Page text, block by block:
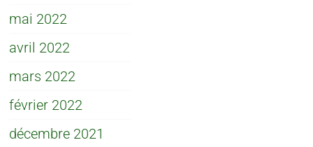
mai 2022
avril 2022
mars 2022
février 2022
décembre 2021